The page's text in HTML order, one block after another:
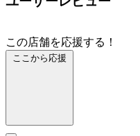
この店舗を応援する！
ここから応援